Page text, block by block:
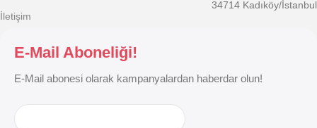
İletişim
34714 Kadıköy/İstanbul
E-Mail Aboneliği!
E-Mail abonesi olarak kampanyalardan haberdar olun!